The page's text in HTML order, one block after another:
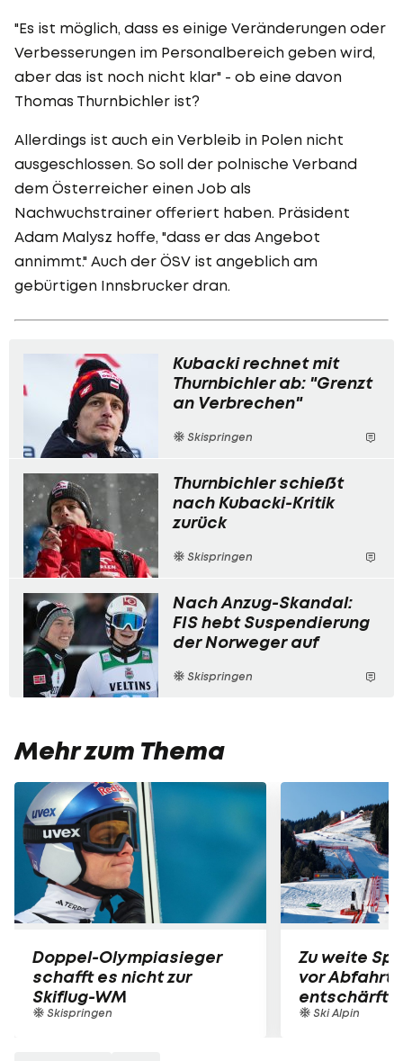
"Es ist möglich, dass es einige Veränderungen oder
Verbesserungen im Personalbereich geben wird,
aber das ist noch nicht klar" - ob eine davon
Thomas Thurnbichler ist?
Allerdings ist auch ein Verbleib in Polen nicht
ausgeschlossen. So soll der polnische Verband
dem Österreicher einen Job als
Nachwuchstrainer offeriert haben. Präsident
Adam Malysz hoffe, "dass er das Angebot
annimmt." Auch der ÖSV ist angeblich am
gebürtigen Innsbrucker dran.
Kubacki rechnet mit
Thurnbichler ab: "Grenzt
an Verbrechen"
Skispringen
Thurnbichler schießt
nach Kubacki-Kritik
zurück
Skispringen
Nach Anzug-Skandal:
FIS hebt Suspendierung
der Norweger auf
Skispringen
Mehr zum Thema
Doppel-Olympiasieger
schafft es nicht zur
Skiflug-WM
Skispringen
Zu weite
vor
entschärft
Ski Alpin